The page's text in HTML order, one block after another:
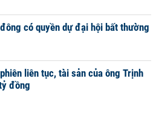
có quyền dự đại hội bất thường
liên tục, tài sản của ông Trịnh
đồng